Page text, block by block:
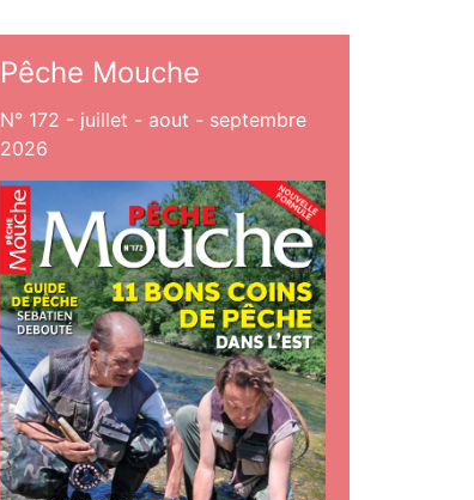
Pêche Mouche
N° 172 - juillet - aout - septembre
2026